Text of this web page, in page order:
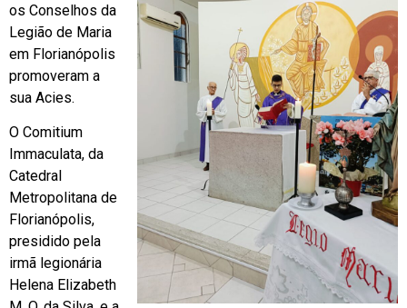
os Conselhos da
Legião de Maria
em Florianópolis
promoveram a
sua Acies.
O Comitium
Immaculata, da
Catedral
Metropolitana de
Florianópolis,
presidido pela
irmã legionária
Helena Elizabeth